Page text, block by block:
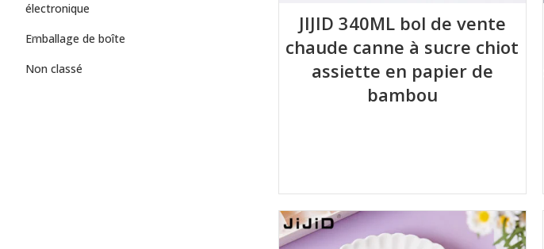
électronique
Emballage de boîte
Non classé
JIJID 340ML bol de vente
chaude canne à sucre chiot
assiette en papier de
bambou